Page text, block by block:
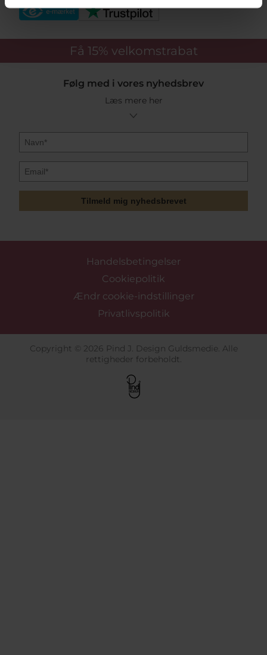
Få 15% velkomstrabat
Følg med i vores nyhedsbrev
Læs mere her
Tilmeld mig nyhedsbrevet
Handelsbetingelser
Cookiepolitik
Ændr cookie-indstillinger
Privatlivspolitik
Copyright © 2026 Pind J. Design Guldsmedie. Alle
rettigheder forbeholdt.